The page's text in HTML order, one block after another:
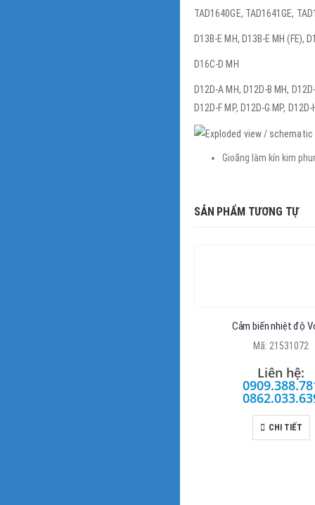
TAD1640GE, TAD1641GE,
D13B-E MH, D13B-E MH (FE),
D16C-D MH
D12D-A MH, D12D-B MH,
D12D-F MP, D12D-G MP, D12D-
Gioăng làm kín kim
SẢN PHẨM TƯƠNG TỰ
Cảm biến nhiệt độ
Mã: 21531072
Liên hệ:
CHI TIẾT